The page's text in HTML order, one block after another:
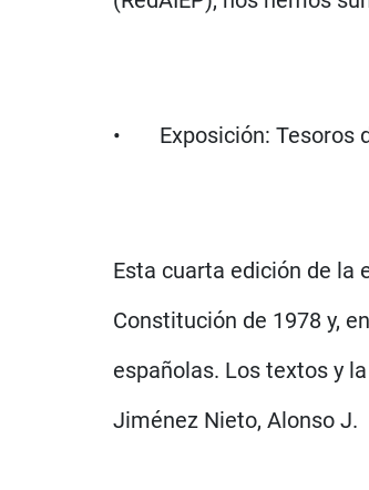
• Exposición: Tesoros
Esta cuarta edición de la
Constitución de 1978 y,
españolas. Los textos y
Jiménez Nieto, Alonso J.